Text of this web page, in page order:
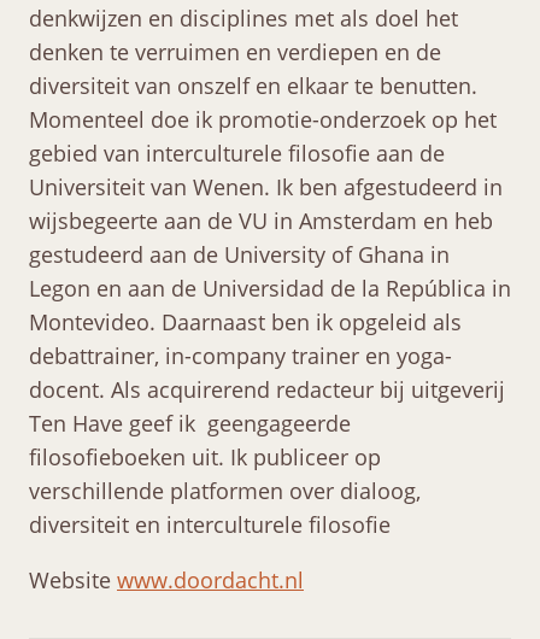
denkwijzen en disciplines met als doel het
denken te verruimen en verdiepen en de
diversiteit van onszelf en elkaar te benutten.
Momenteel doe ik promotie-onderzoek op het
gebied van interculturele filosofie aan de
Universiteit van Wenen. Ik ben afgestudeerd in
wijsbegeerte aan de VU in Amsterdam en heb
gestudeerd aan de University of Ghana in
Legon en aan de Universidad de la República in
Montevideo. Daarnaast ben ik opgeleid als
debattrainer, in-company trainer en yoga-
docent. Als acquirerend redacteur bij uitgeverij
Ten Have geef ik geengageerde
filosofieboeken uit. Ik publiceer op
verschillende platformen over dialoog,
diversiteit en interculturele filosofie
Website www.doordacht.nl